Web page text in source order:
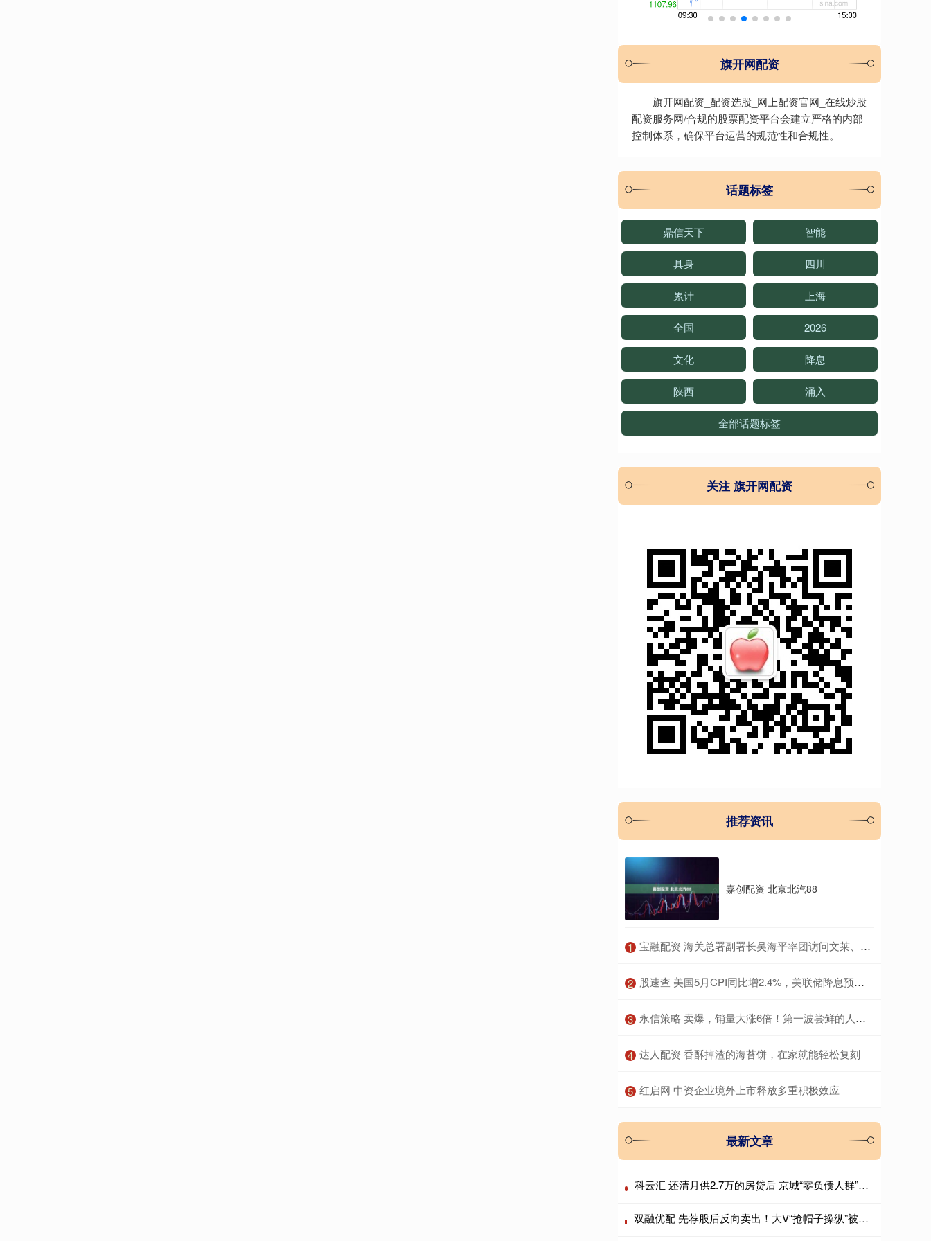
旗开网配资
旗开网配资_配资选股_网上配资官网_在线炒股
配资服务网/合规的股票配资平台会建立严格的内部
控制体系，确保平台运营的规范性和合规性。
话题标签
鼎信天下 智能
具身 四川
累计 上海
全国 2026
文化 降息
陕西 涌入
全部话题标签
关注 旗开网配资
推荐资讯
嘉创配资 北京北汽88
1 ​宝融配资 海关总署副署长吴海平率团访问文莱、乌兹别克斯坦
2 ​股速查 美国5月CPI同比增2.4%，美联储降息预期升温，黄金短线冲高
3 ​永信策略 卖爆，销量大涨6倍！第一波尝鲜的人开始“裂”了：像被电击！医生提醒
4 ​达人配资 香酥掉渣的海苔饼，在家就能轻松复刻
5 ​红启网 中资企业境外上市释放多重积极效应
最新文章
科云汇 还清月供2.7万的房贷后 京城“零负债人群”想去创业
双融优配 先荐股后反向卖出！大V“抢帽子操纵”被罚没超8300万元 3年市场禁入